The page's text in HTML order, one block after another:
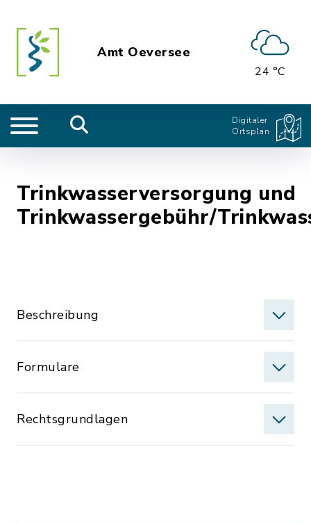
Amt Oeversee
24 °C
Digitaler
Ortsplan
Trinkwasserversorgung und
Trinkwassergebühr/
Beschreibung
Formulare
Rechtsgrundlagen